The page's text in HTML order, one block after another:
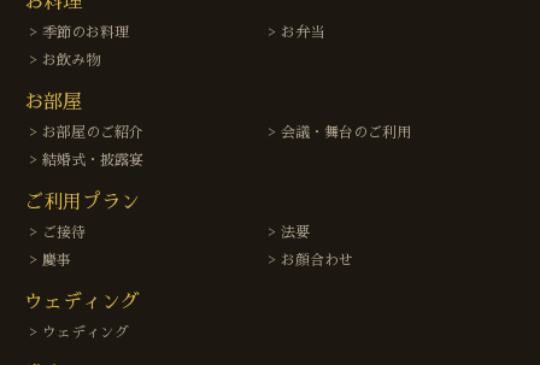
季節のお料理
お弁当
お飲み物
お部屋
お部屋のご紹介
会議・舞台のご利用
結婚式・披露宴
ご利用プラン
ご接待
法要
慶事
お顔合わせ
ウェディング
ウェディング